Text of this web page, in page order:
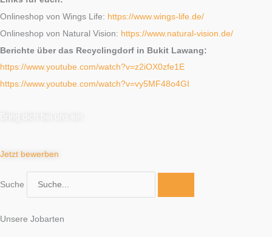
Onlineshop von Wings Life: https://www.wings-life.de/
Onlineshop von Natural Vision: https://www.natural-vision.de/
Berichte über das Recyclingdorf in Bukit Lawang:
https://www.youtube.com/watch?v=z2iOX0zfe1E
https://www.youtube.com/watch?v=vy5MF48o4GI
Jetzt bewerben
Suche
Unsere Jobarten